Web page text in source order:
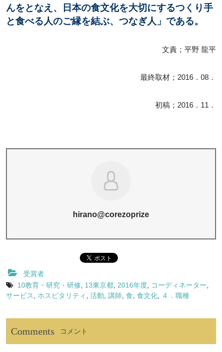
んをとなえ、日本の食文化を大切にするつくり手
と食べる人のご縁を結ぶ、つなぎ人」である。
文責；平野 龍平
最終取材；2016．08．
初稿；2016．11．
hirano@corezoprize
受賞者
10教育・研究・研修
13東京都 2016年度 コーディネーター
サービス
ホスピタリティ 活動 講師 食 食文化 ４．職種